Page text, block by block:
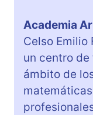
Academia
Celso Emilio
un centro
ámbito de